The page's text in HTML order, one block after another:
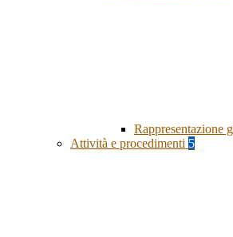
Rappresentazione
Attività e procedimenti 5